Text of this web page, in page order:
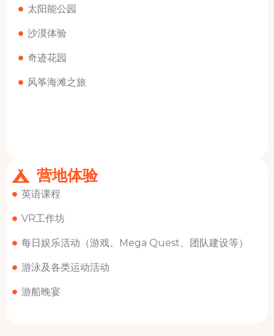
太阳能公园
沙漠体验
奇迹花园
风筝海滩之旅
营地体验
英语课程
VR工作坊
每日娱乐活动（游戏、Mega Quest、团队建设等）
游泳及各类运动活动
游船晚宴